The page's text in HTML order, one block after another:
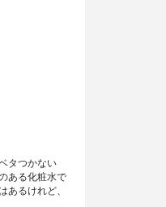
タつかない
ある化粧水で
あるけれど、